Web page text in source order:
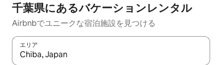
千葉県にあるバケーションレンタル
Airbnbでユニークな宿泊施設を見つける
エリア
検索結果が表示されたら、上下の矢印キーを使って移動するか